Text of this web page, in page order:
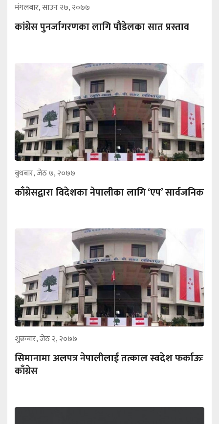
मंगलबार, साउन २७, २०७७
कांग्रेस पुनर्जागरणका लागि पौडेलका सात प्रस्ताव
बुधबार, जेठ ७, २०७७
काँग्रेसद्वारा विदेशका नेपालीका लागि ‘एप’ सार्वजनिक
शुक्रबार, जेठ २, २०७७
सिमानामा अलपत्र नेपालीलाई तत्काल स्वदेश फर्काऊः
काँग्रेस